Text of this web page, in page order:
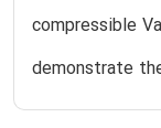
compressible
demonstrate